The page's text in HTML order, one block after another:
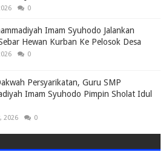
0
Imam Syuhodo Jalankan
Hewan Kurban Ke Pelosok Desa
0
Persyarikatan, Guru SMP
Imam Syuhodo Pimpin Sholat Idul
2026 0